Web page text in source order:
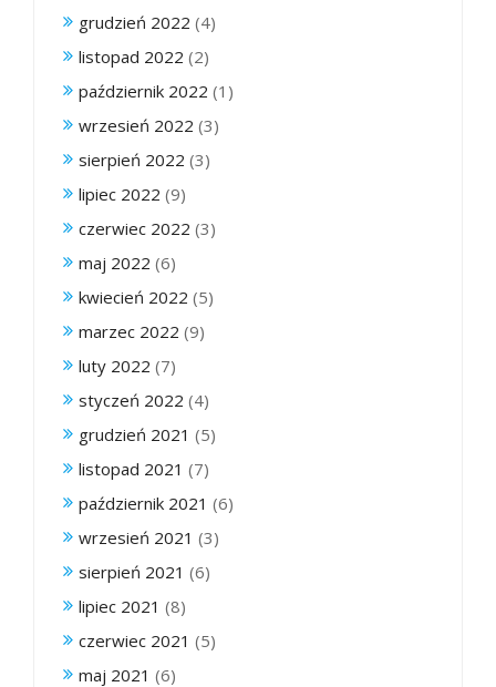
grudzień 2022 (4)
listopad 2022 (2)
październik 2022 (1)
wrzesień 2022 (3)
sierpień 2022 (3)
lipiec 2022 (9)
czerwiec 2022 (3)
maj 2022 (6)
kwiecień 2022 (5)
marzec 2022 (9)
luty 2022 (7)
styczeń 2022 (4)
grudzień 2021 (5)
listopad 2021 (7)
październik 2021 (6)
wrzesień 2021 (3)
sierpień 2021 (6)
lipiec 2021 (8)
czerwiec 2021 (5)
maj 2021 (6)